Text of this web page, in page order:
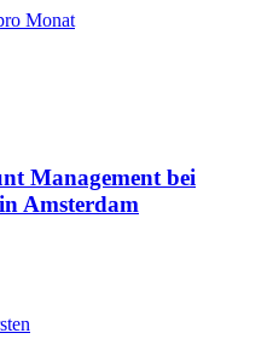
Monat
Management bei
Amsterdam